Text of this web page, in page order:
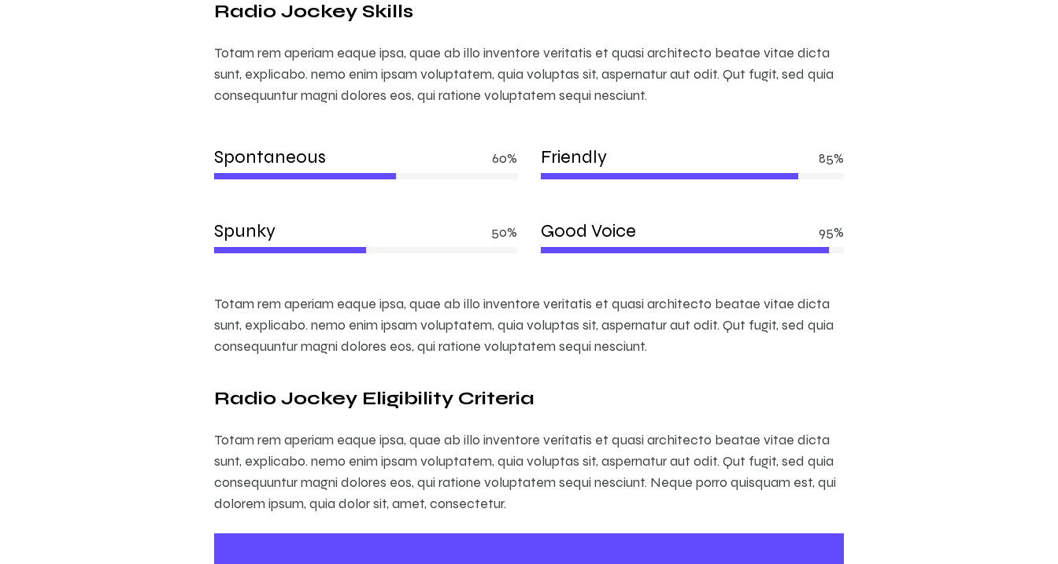
Radio Jockey Skills
Totam rem aperiam eaque ipsa, quae ab illo inventore veritatis et quasi architecto beatae vitae dicta
sunt, explicabo. nemo enim ipsam voluptatem, quia voluptas sit, aspernatur aut odit. Qut fugit, sed quia
consequuntur magni dolores eos, qui ratione voluptatem sequi nesciunt.
Spontaneous 60%
Spunky 50%
Friendly 85%
Good Voice 95%
Totam rem aperiam eaque ipsa, quae ab illo inventore veritatis et quasi architecto beatae vitae dicta
sunt, explicabo. nemo enim ipsam voluptatem, quia voluptas sit, aspernatur aut odit. Qut fugit, sed quia
consequuntur magni dolores eos, qui ratione voluptatem sequi nesciunt.
Radio Jockey Eligibility Criteria
Totam rem aperiam eaque ipsa, quae ab illo inventore veritatis et quasi architecto beatae vitae dicta
sunt, explicabo. nemo enim ipsam voluptatem, quia voluptas sit, aspernatur aut odit. Qut fugit, sed quia
consequuntur magni dolores eos, qui ratione voluptatem sequi nesciunt. Neque porro quisquam est, qui
dolorem ipsum, quia dolor sit, amet, consectetur.